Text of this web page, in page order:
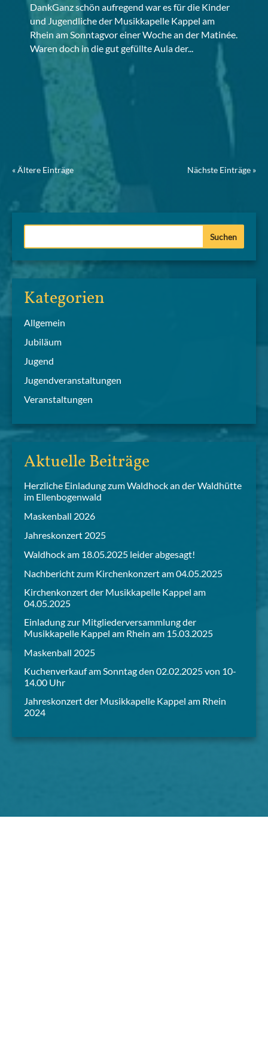
DankGanz schön aufregend war es für die Kinder
und Jugendliche der Musikkapelle Kappel am
Rhein am Sonntagvor einer Woche an der Matinée.
Waren doch in die gut gefüllte Aula der...
« Ältere Einträge Nächste Einträge »
Kategorien
Allgemein
Jubiläum
Jugend
Jugendveranstaltungen
Veranstaltungen
Aktuelle Beiträge
Herzliche Einladung zum Waldhock an der Waldhütte
im Ellenbogenwald
Maskenball 2026
Jahreskonzert 2025
Waldhock am 18.05.2025 leider abgesagt!
Nachbericht zum Kirchenkonzert am 04.05.2025
Kirchenkonzert der Musikkapelle Kappel am
04.05.2025
Einladung zur Mitgliederversammlung der
Musikkapelle Kappel am Rhein am 15.03.2025
Maskenball 2025
Kuchenverkauf am Sonntag den 02.02.2025 von 10-
14.00 Uhr
Jahreskonzert der Musikkapelle Kappel am Rhein
2024